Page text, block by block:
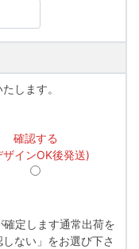
します。
確認する
インOK後発送)
定します通常出荷を
ない」をお選び下さ